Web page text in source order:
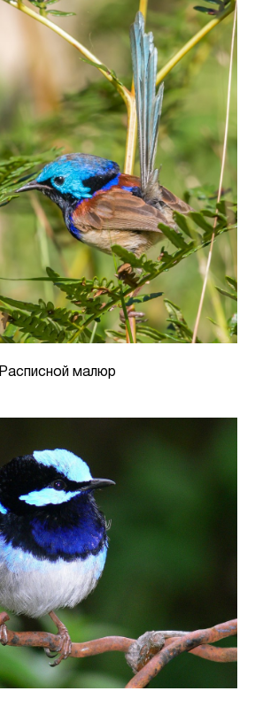
Расписной малюр